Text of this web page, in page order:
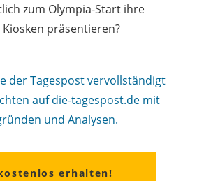
zum Olympia-Start ihre
präsentieren?
der Tagespost vervollständigt
auf die-tagespost.de mit
und Analysen.
erhalten!